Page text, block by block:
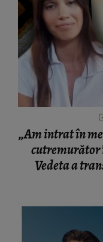
„Am intrat în
cutremurător
Vedeta a